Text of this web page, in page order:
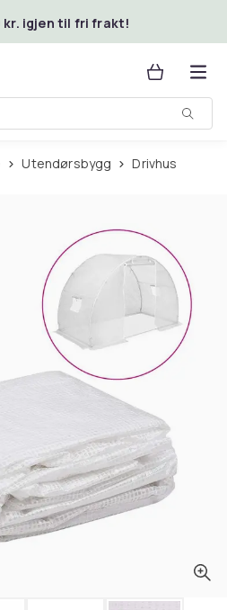
kr. igjen til fri frakt!
Utendørsbygg Drivhus